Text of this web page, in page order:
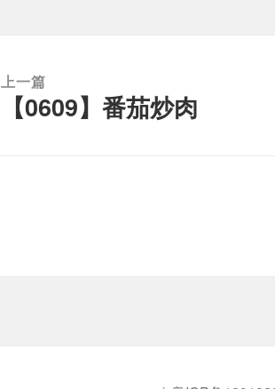
上一篇
【0609】番茄炒肉